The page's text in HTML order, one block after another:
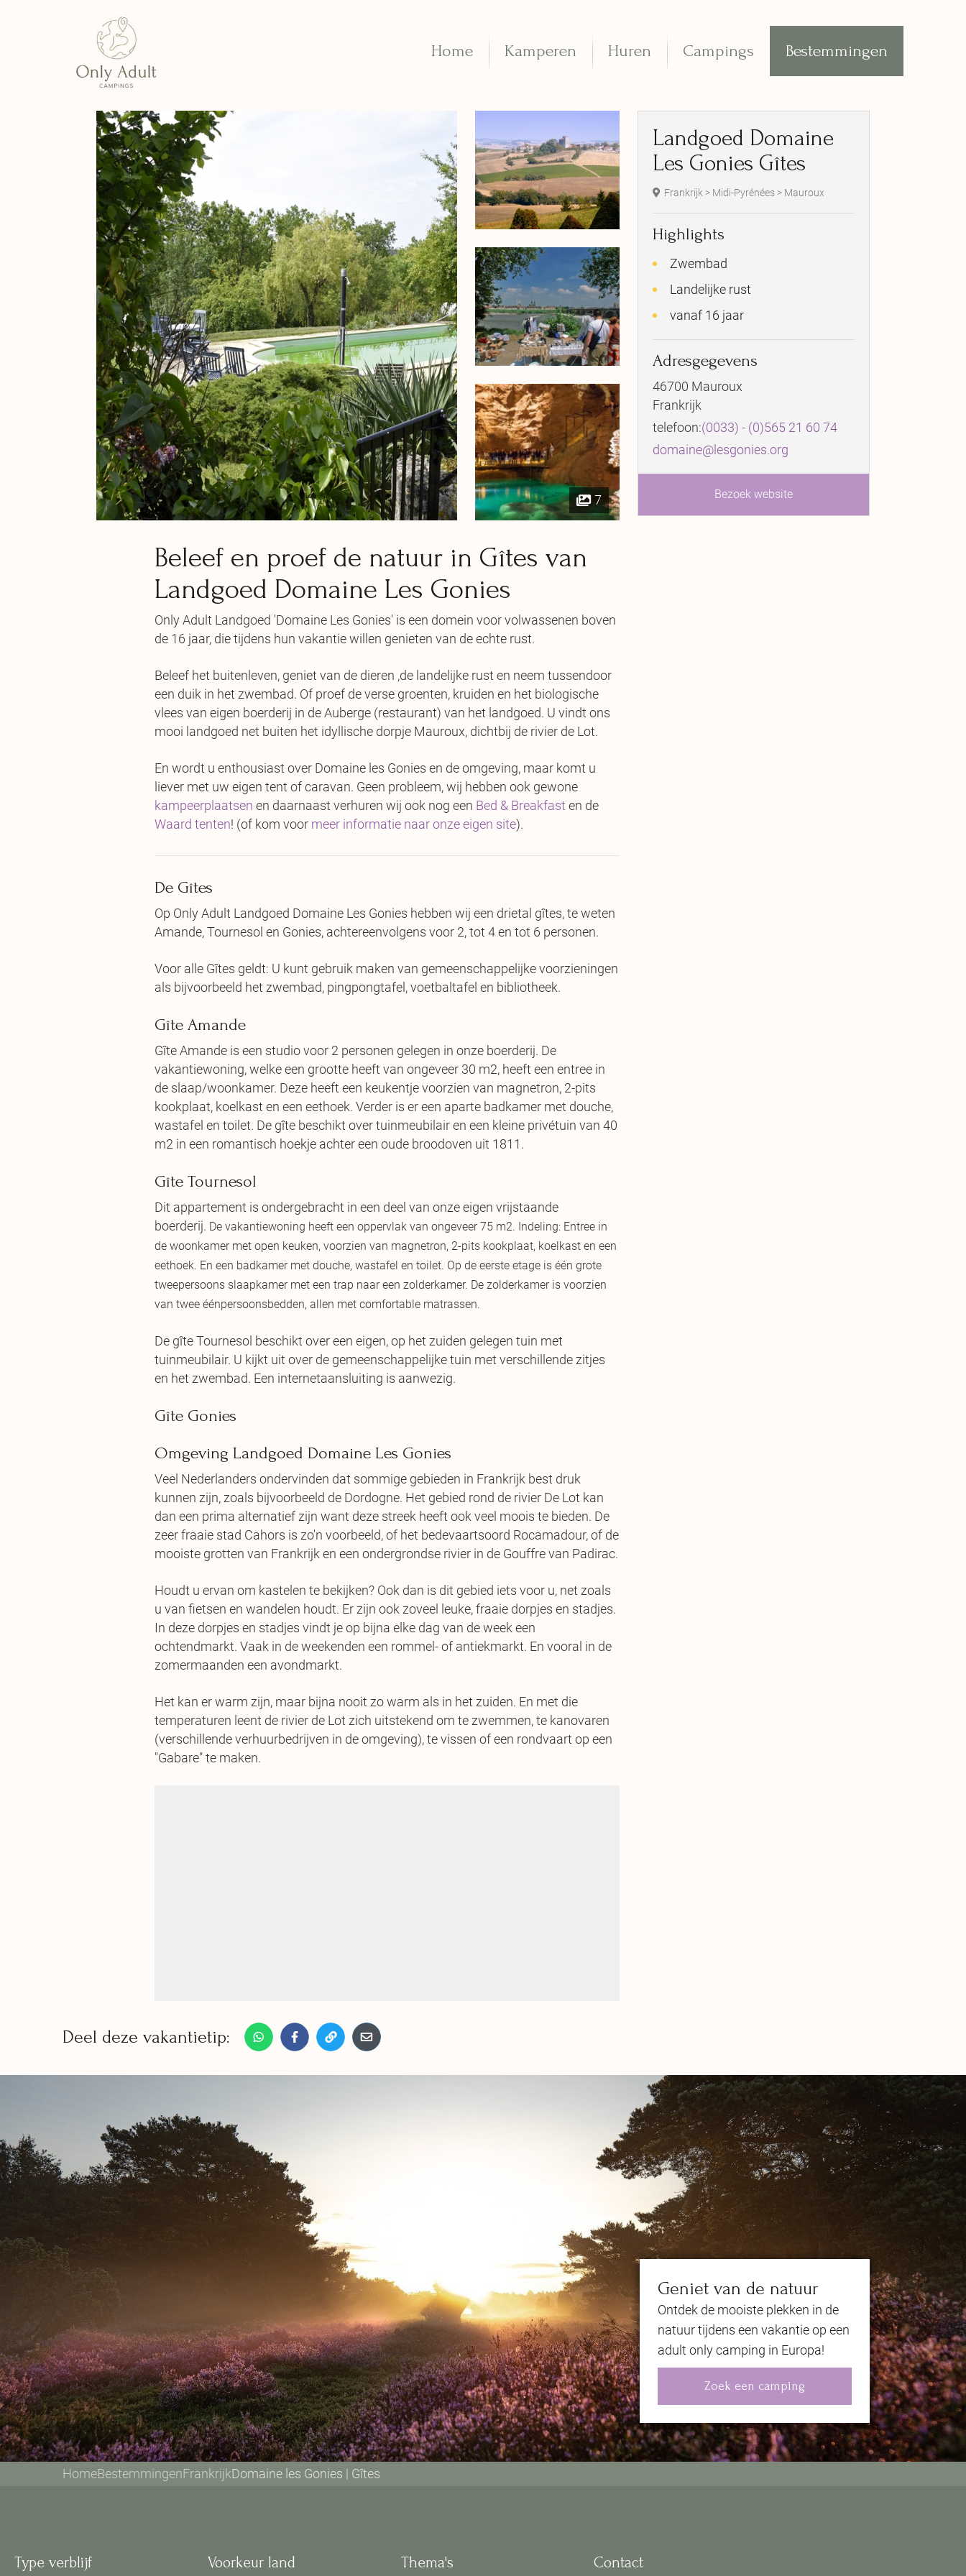
Home Kamperen Huren Campings Bestemmingen
7
Beleef en proef de natuur in Gîtes van
Landgoed Domaine Les Gonies
Only Adult Landgoed 'Domaine Les Gonies' is een domein voor volwassenen boven
de 16 jaar, die tijdens hun vakantie willen genieten van de echte rust.
Beleef het buitenleven, geniet van de dieren ,de landelijke rust en neem tussendoor
een duik in het zwembad. Of proef de verse groenten, kruiden en het biologische
vlees van eigen boerderij in de Auberge (restaurant) van het landgoed. U vindt ons
mooi landgoed net buiten het idyllische dorpje Mauroux, dichtbij de rivier de Lot.
En wordt u enthousiast over Domaine les Gonies en de omgeving, maar komt u
liever met uw eigen tent of caravan. Geen probleem, wij hebben ook gewone
kampeerplaatsen en daarnaast verhuren wij ook nog een Bed & Breakfast en de
Waard tenten! (of kom voor meer informatie naar onze eigen site).
De Gîtes
Op Only Adult Landgoed Domaine Les Gonies hebben wij een drietal gîtes, te weten
Amande, Tournesol en Gonies, achtereenvolgens voor 2, tot 4 en tot 6 personen.
Voor alle Gîtes geldt: U kunt gebruik maken van gemeenschappelijke voorzieningen
als bijvoorbeeld het zwembad, pingpongtafel, voetbaltafel en bibliotheek.
Gîte Amande
Gîte Amande is een studio voor 2 personen gelegen in onze boerderij. De
vakantiewoning, welke een grootte heeft van ongeveer 30 m2, heeft een entree in
de slaap/woonkamer. Deze heeft een keukentje voorzien van magnetron, 2-pits
kookplaat, koelkast en een eethoek. Verder is er een aparte badkamer met douche,
wastafel en toilet. De gîte beschikt over tuinmeubilair en een kleine privétuin van 40
m2 in een romantisch hoekje achter een oude broodoven uit 1811.
Gîte Tournesol
Dit appartement is ondergebracht in een deel van onze eigen vrijstaande
boerderij. De vakantiewoning heeft een oppervlak van ongeveer 75 m2. Indeling: Entree in
de woonkamer met open keuken, voorzien van magnetron, 2-pits kookplaat, koelkast en een
eethoek. En een badkamer met douche, wastafel en toilet. Op de eerste etage is één grote
tweepersoons slaapkamer met een trap naar een zolderkamer. De zolderkamer is voorzien
van twee éénpersoonsbedden, allen met comfortable matrassen.
De gîte Tournesol beschikt over een eigen, op het zuiden gelegen tuin met
tuinmeubilair. U kijkt uit over de gemeenschappelijke tuin met verschillende zitjes
en het zwembad. Een internetaansluiting is aanwezig.
Gîte Gonies
Omgeving Landgoed Domaine Les Gonies
Veel Nederlanders ondervinden dat sommige gebieden in Frankrijk best druk
kunnen zijn, zoals bijvoorbeeld de Dordogne. Het gebied rond de rivier De Lot kan
dan een prima alternatief zijn want deze streek heeft ook veel moois te bieden. De
zeer fraaie stad Cahors is zo'n voorbeeld, of het bedevaartsoord Rocamadour, of de
mooiste grotten van Frankrijk en een ondergrondse rivier in de Gouffre van Padirac.
Houdt u ervan om kastelen te bekijken? Ook dan is dit gebied iets voor u, net zoals
u van fietsen en wandelen houdt. Er zijn ook zoveel leuke, fraaie dorpjes en stadjes.
In deze dorpjes en stadjes vindt je op bijna elke dag van de week een
ochtendmarkt. Vaak in de weekenden een rommel- of antiekmarkt. En vooral in de
zomermaanden een avondmarkt.
Het kan er warm zijn, maar bijna nooit zo warm als in het zuiden. En met die
temperaturen leent de rivier de Lot zich uitstekend om te zwemmen, te kanovaren
(verschillende verhuurbedrijven in de omgeving), te vissen of een rondvaart op een
"Gabare" te maken.
Landgoed Domaine
Les Gonies Gîtes
Frankrijk > Midi-Pyrénées > Mauroux
Highlights
Zwembad
Landelijke rust
vanaf 16 jaar
Adresgegevens
46700 Mauroux
Frankrijk
telefoon:(0033) - (0)565 21 60 74
domaine@lesgonies.org
Bezoek website
Deel deze vakantietip:
Geniet van de natuur
Ontdek de mooiste plekken in de
natuur tijdens een vakantie op een
adult only camping in Europa!
Zoek een camping
HomeBestemmingenFrankrijkDomaine les Gonies | Gîtes
Type verblijf Voorkeur land Thema's Contact